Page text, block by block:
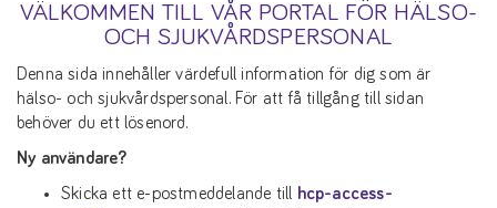
VÄLKOMMEN TILL VÅR PORTAL FÖR HÄLSO-
OCH SJUKVÅRDSPERSONAL
Denna sida innehåller värdefull information för dig som är
hälso- och sjukvårdspersonal. För att få tillgång till sidan
behöver du ett lösenord.
Ny användare?
Skicka ett e-postmeddelande till
hcp-access-